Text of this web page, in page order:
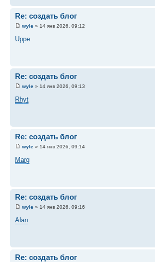
Re: создать блог
wyle » 14 янв 2026, 09:12
Uppe
Re: создать блог
wyle » 14 янв 2026, 09:13
Rhyt
Re: создать блог
wyle » 14 янв 2026, 09:14
Marg
Re: создать блог
wyle » 14 янв 2026, 09:16
Alan
Re: создать блог